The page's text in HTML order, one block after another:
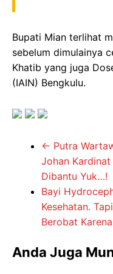
Bupati Mian terlihat
sebelum dimulainya
Khatib yang juga
(IAIN) Bengkulu.
← Putra
Johan
Dibantu Yuk…!
Bayi
Kesehatan.
Berobat
Anda Juga